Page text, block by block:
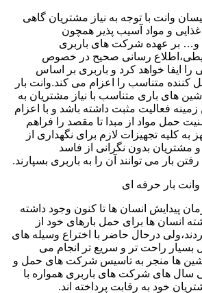
وانت با توجه به نیاز مشتریان گاهی
و مواد آسیب پذیر همچون
و… بر عهده شرکت های باربری
رسانی صحیح در خصوص
ایفا خواهد کرد و باربری بر اساس
کننده متناسب را اعزام می کند.وانت بار
های باری متناسب با نیاز مشتریان به
فعالیت مثبت داشته باشد و با اعزام
حمل مواد از مبدا تا مقصد را فراهم
به کلیه تجهیزات لازم برای نگهداری از
مشتریان بدون نگرانی از فاسد
بار می توانند آن را به باربری بسپارند.
بار حرفه ای
پیدایش انسان ها تا کنون وجود داشته
انسان ها برای حمل بارهای خود از
درحال حاضر با اختراع وسیله های
راحت تر و سریع تر انجام می
ها منجر به تاسیس شرکت های حمل و
های شرکت های باربری همواره با
خود به رقابت پرداخته اند.